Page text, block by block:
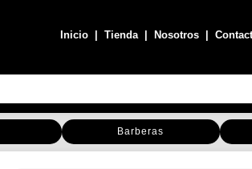
Inicio |Tienda| Nosotros |
Barberas